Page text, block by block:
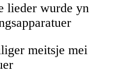
lieder wurde yn
meitsje mei